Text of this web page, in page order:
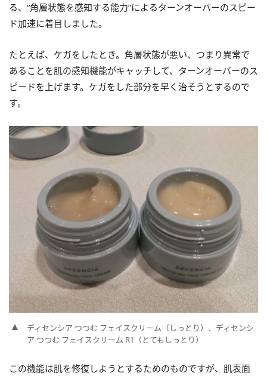
る、“角層状態を感知する能力”によるターンオーバーのスピー
ド加速に着目しました。
たとえば、ケガをしたとき。角層状態が悪い、つまり異常で
あることを肌の感知機能がキャッチして、ターンオーバーのス
ピードを上げます。ケガをした部分を早く治そうとするので
す。
ディセンシア つつむ フェイスクリーム（しっとり）、ディセンシ
ア つつむ フェイスクリーム R1（とてもしっとり）
この機能は肌を修復しようとするためのものですが、肌表面